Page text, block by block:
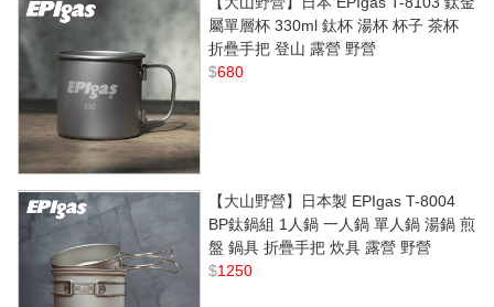
屬單層杯 330ml 鈦杯 湯杯 杯子 茶杯
折疊手把 登山 露營 野營
$680
【大山野營】日本製 EPIgas T-8004
BP鈦鍋組 1人鍋 一人鍋 單人鍋 湯鍋 煎
盤 鍋具 折疊手把 炊具 露營 野營
$1250